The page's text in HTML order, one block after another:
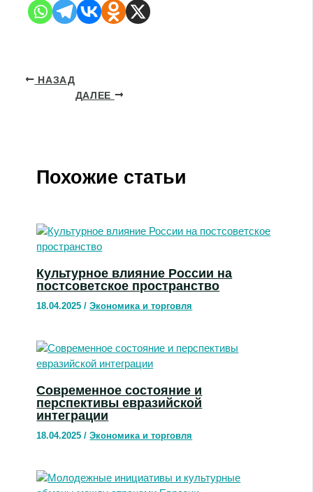
НАЗАД
ДАЛЕЕ
Похожие статьи
Культурное влияние России на
постсоветское пространство
18.04.2025/Экономика и торговля
Современное состояние и
перспективы евразийской
интеграции
18.04.2025/Экономика и торговля